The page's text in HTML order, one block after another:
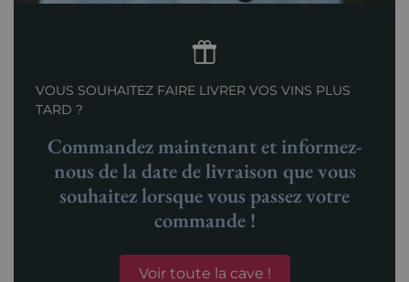
VOUS SOUHAITEZ FAIRE LIVRER VOS VINS PLUS
TARD ?
Commandez maintenant et informez-
nous de la date de livraison que vous
souhaitez lorsque vous passez votre
commande !
Voir toute la cave !